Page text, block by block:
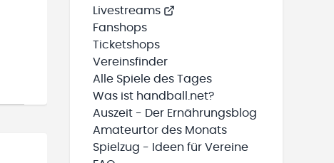
Livestreams
Fanshops
Ticketshops
Vereinsfinder
Alle Spiele des Tages
Was ist handball.net?
Auszeit - Der Ernährungsblog
Amateurtor des Monats
Spielzug - Ideen für Vereine